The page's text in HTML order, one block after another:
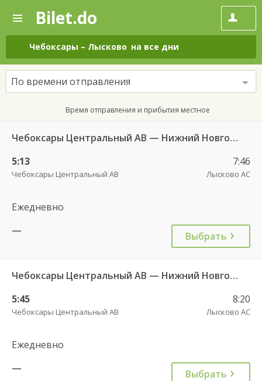
—
Поиск
и
покупка
билетов
на
автобус
онлайн
Bilet.do
Чебоксары – Лысково на все дни
По времени отправления
Время отправления и прибытия местное
Чебоксары Центральный АВ — Нижний Новгород АВ Щербинки 501
5:13
Чебоксары Центральный АВ
7:46
Лысково АС
Ежедневно
—
Выбрать
Чебоксары Центральный АВ — Нижний Новгород АВ Канавинский 501.
5:45
Чебоксары Центральный АВ
8:20
Лысково АС
Ежедневно
—
Выбрать